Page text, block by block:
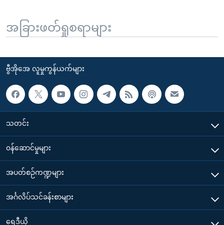
အခြားဖတ်ရှုစရာများ
ဗွီအိုအေ လူမှုကွန်ယက်များ
သတင်း
၀န်ဆောင်မှုများ
အပတ်စဉ်ကဏ္ဍများ
အင်္ဂလိပ်သင်ခန်းစာများ
ရေဒီယို